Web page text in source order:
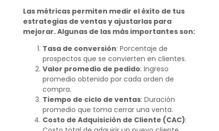
Las métricas permiten medir el éxito de tus
estrategias de ventas y ajustarlas para
mejorar. Algunas de las más importantes son:
Tasa de conversión: Porcentaje de
prospectos que se convierten en clientes.
Valor promedio de pedido: Ingreso
promedio obtenido por cada orden de
compra.
Tiempo de ciclo de ventas: Duración
promedio que toma cerrar una venta.
Costo de Adquisición de Cliente (CAC):